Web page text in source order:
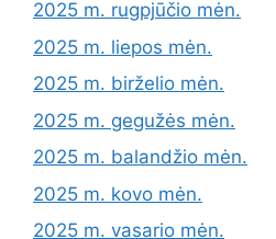
2025 m. rugpjūčio mėn.
2025 m. liepos mėn.
2025 m. birželio mėn.
2025 m. gegužės mėn.
2025 m. balandžio mėn.
2025 m. kovo mėn.
2025 m. vasario mėn.